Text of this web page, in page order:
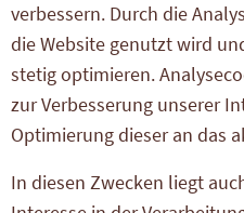
verbessern. Durch die
die Website genutzt wird
stetig optimieren.
zur Verbesserung unserer
Optimierung dieser an das
In diesen Zwecken liegt